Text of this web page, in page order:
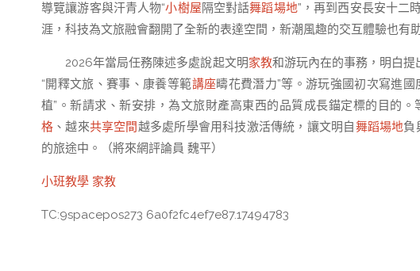
導覽讓游客與汗青人物“小樹屋隔空對話舞蹈場地”，再到西安長安十二
涯，科技為文旅融會翻開了全新的表達空間，新潮風趣的交互體驗也有
2026年當局任務陳述多處說起文明家教和游玩內在的事務，明白提
“開釋文旅、賽事、康養等範講座疇花費潛力”等。游玩強國初次寫進
植”。新請求、新安排，為文旅財產高東西的品質成長錨定標的目的。
格 、越來共享空間越多處所學會用科技激活傳統，讓文明自舞蹈場地負
的旅途中。（將來網評論員 魏平）
小班教學 家教
TC:9spacepos273 6a0f2fc4ef7e87.17494783